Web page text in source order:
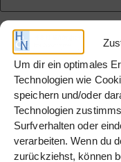
Um dir ein optimales
Technologien wie
speichern und/oder
Technologien
Surfverhalten oder
verarbeiten. Wenn du
zurückziehst, können
Info